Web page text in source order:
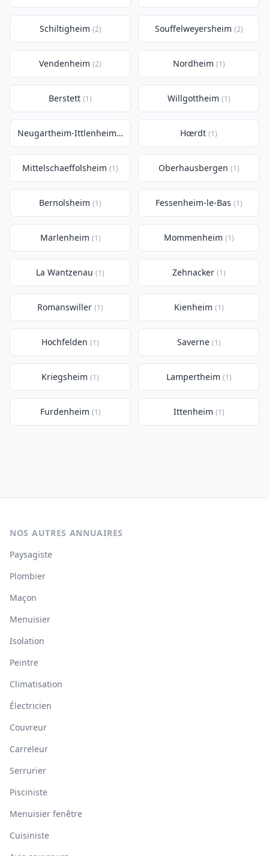
Schiltigheim (2) Souffelweyersheim (2)
Vendenheim (2) Nordheim (1)
Berstett (1) Willgottheim (1)
Neugartheim-Ittlenheim
(1) Hœrdt (1)
Mittelschaeffolsheim (1) Oberhausbergen (1)
Bernolsheim (1) Fessenheim-le-Bas (1)
Marlenheim (1) Mommenheim (1)
La Wantzenau (1) Zehnacker (1)
Romanswiller (1) Kienheim (1)
Hochfelden (1) Saverne (1)
Kriegsheim (1) Lampertheim (1)
Furdenheim (1) Ittenheim (1)
NOS AUTRES ANNUAIRES
Paysagiste
Plombier
Maçon
Menuisier
Isolation
Peintre
Climatisation
Électricien
Couvreur
Carreleur
Serrurier
Pisciniste
Menuisier fenêtre
Cuisiniste